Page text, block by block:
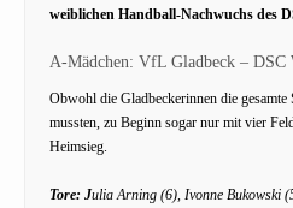
weiblichen Handball-Nachwuchs des
A-Mädchen: VfL Gladbeck – DSC
Obwohl die Gladbeckerinnen die
mussten, zu Beginn sogar nur mit vier
Heimsieg.
Tore: Julia Arning (6), Ivonne Bukowski